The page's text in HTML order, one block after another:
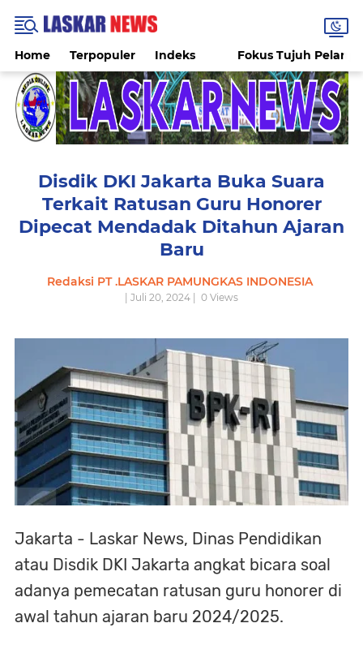
Home Terpopuler Indeks Fokus Tujuh
Disdik DKI Jakarta Buka Suara
Terkait Ratusan Guru Honorer
Dipecat Mendadak Ditahun Ajaran
Baru
Redaksi PT .LASKAR PAMUNGKAS INDONESIA
| Juli 20, 2024 | 0 Views
Jakarta - Laskar News, Dinas Pendidikan
atau Disdik DKI Jakarta angkat bicara soal
adanya pemecatan ratusan guru honorer di
awal tahun ajaran baru 2024/2025.